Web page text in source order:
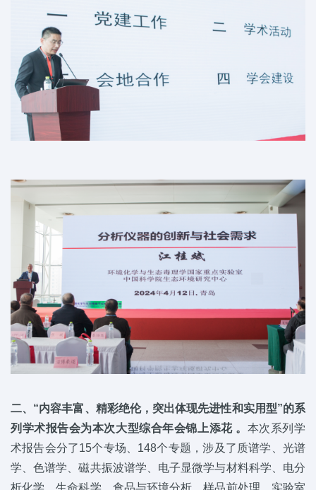
二、“内容丰富、精彩绝伦，突出体现先进性和实用型”的系
列学术报告会为本次大型综合年会锦上添花 。 本次系列学
术报告会分了15个专场、148个专题，涉及了质谱学、光谱
学、色谱学、磁共振波谱学、电子显微学与材料科学、电分
析化学、生命科学、食品与环境分析、样品前处理、实验室